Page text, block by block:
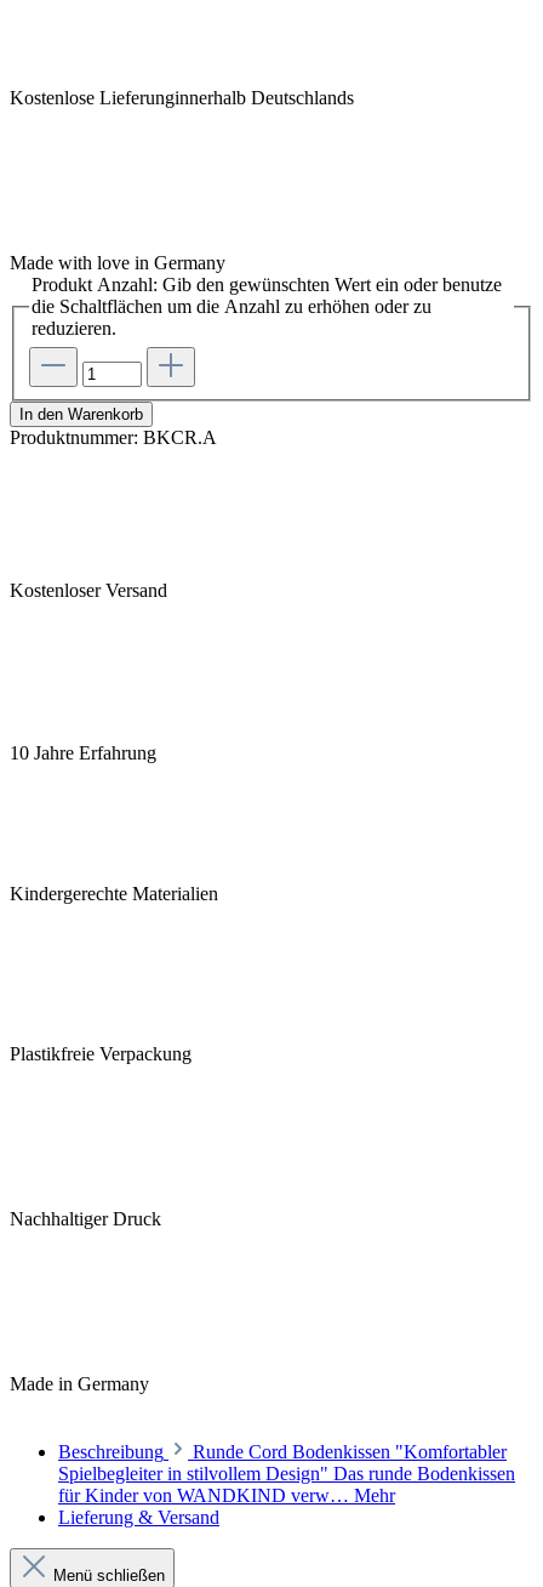
Kostenlose Lieferunginnerhalb Deutschlands
Made with love in Germany
Produkt Anzahl: Gib den gewünschten Wert ein oder benutze
die Schaltflächen um die Anzahl zu erhöhen oder zu
reduzieren.
In den Warenkorb
Produktnummer: BKCR.A
Kostenloser Versand
10 Jahre Erfahrung
Kindergerechte Materialien
Plastikfreie Verpackung
Nachhaltiger Druck
Made in Germany
Beschreibung
Runde Cord Bodenkissen "Komfortabler
Spielbegleiter in stilvollem Design" Das runde Bodenkissen
für Kinder von WANDKIND verw… Mehr
Lieferung & Versand
Menü schließen